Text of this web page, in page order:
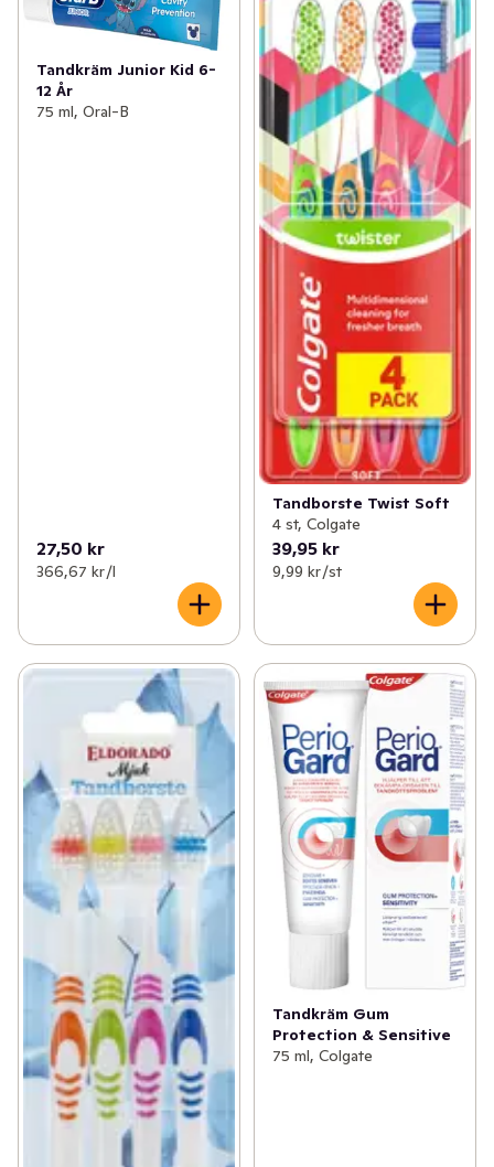
Tandkräm Junior Kid 6-
12 År
75 ml, Oral-B
27,50 kr
366,67 kr /l
Tandborste Twist Soft
4 st, Colgate
39,95 kr
9,99 kr /st
Tandkräm Gum
Protection & Sensitive
75 ml, Colgate